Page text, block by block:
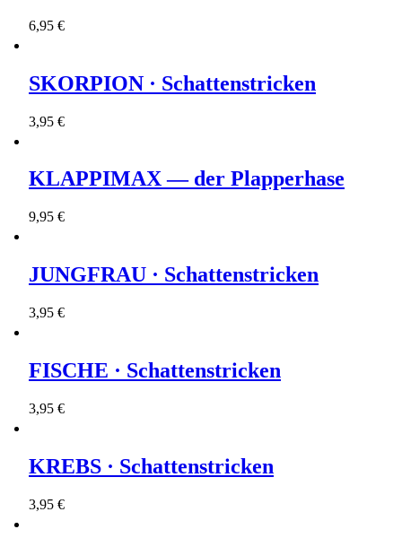
6,95 €
SKORPION · Schattenstricken
3,95 €
KLAPPIMAX — der Plapperhase
9,95 €
JUNGFRAU · Schattenstricken
3,95 €
FISCHE · Schattenstricken
3,95 €
KREBS · Schattenstricken
3,95 €